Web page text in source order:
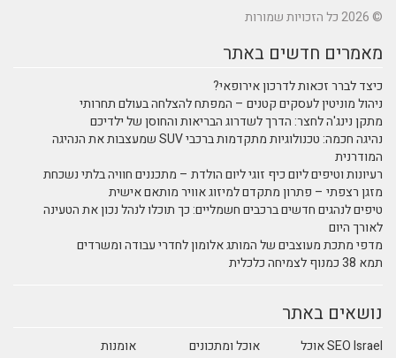
© 2026 כל הזכויות שמורות
מאמרים חדשים באתר
כיצד לברר זכאות לדרכון אירופאי?
ניהול מוניטין לעסקים קטנים – המפתח להצלחה בעולם תחרותי
מתקן נינג'ה לחצר: הדרך לשדרוג הבריאות והחוסן של ילדיכם
נהיגה חכמה: טכנולוגיות מתקדמות ברכבי SUV שמעצבות את הנהיגה
המודרנית
רעיונות וטיפים ליום כיף זוגי ליום הולדת – מתכננים חוויה בלתי נשכחת
מזגן רצפתי – פתרון מתקדם למיזוג אוויר מותאם אישית
טיפים לנהגים חדשים ברכבים חשמליים: כך תוכלו לנהל נכון את הטעינה
לאורך היום
מדפי מתכת מעוצבים של המותג אלומון לחדרי עבודה ומשרדים
תמא 38 כמנוף לצמיחה כלכלית
נושאים באתר
SEO Israel אוכל
אוכל ומתכונים
אומנות